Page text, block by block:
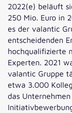
2022(e) beläuft
250 Mio. Euro in
es der valantic
entscheidenden
hochqualifizierte
Experten. 2021
valantic Gruppe
etwa 3.000
das